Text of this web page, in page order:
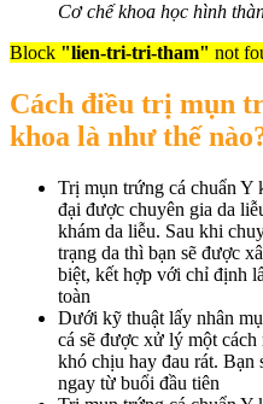
Cơ chế khoa học hình
Block "lien-tri-tri-tham" not
Cách điều trị mụn
khoa là như thế
Trị mụn trứng cá chuẩn Y
đại được chuyên gia da
khám da liễu. Sau khi
trạng da thì bạn sẽ được
biệt, kết hợp với chỉ định
toàn
Dưới kỹ thuật lấy nhân
cá sẽ được xử lý một
khó chịu hay đau rát. Bạn
ngay từ buổi đầu tiên